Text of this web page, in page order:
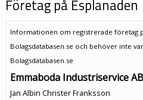
Företag på Esplanaden
Informationen om registrerade företag
Bolagsdatabasen.se och behöver inte
Bolagsdatabasen.se
Emmaboda Industriservice AB
Jan Albin Christer Franksson